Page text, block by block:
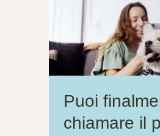
Puoi
chiamare il